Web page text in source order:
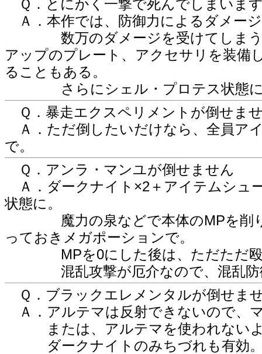
Ｑ．とにかく一撃で死んでしまいま
Ａ．本作では、防御力によるダメー
数万のダメージを受けてしまうよ
アップのプレート、アクセサリを装備
ることもある。
さらにシェル・プロテス状態にし
Ｑ．暴走エクスペリメントが倒せま
Ａ．ただ倒したいだけなら、全員ア
で。
Ｑ．アンラ・マンユが倒せません
Ａ．ダークナイト×2＋アイテムシュ
状態に。
魔力の泉などで本体のMPを削り
っておきメガポーションで。
MPを0にした後は、ただただ殴
混乱攻撃が厄介なので、混乱防
Ｑ．ブラックエレメンタルが倒せま
Ａ．アルテマは反射できないので、
または、アルテマを使われないよ
ダークナイトのみちづれも有効